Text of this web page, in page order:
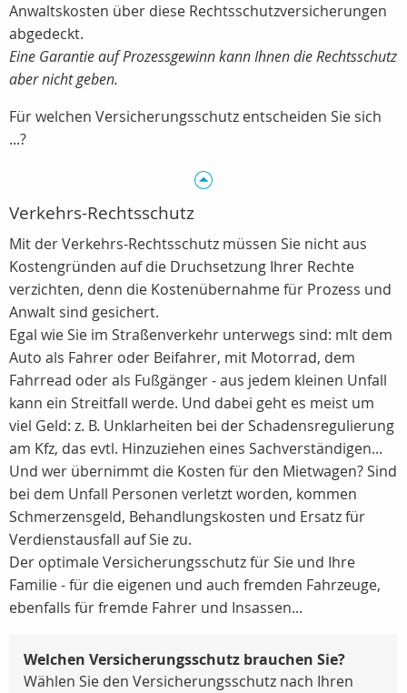
Anwaltskosten über diese Rechtsschutzversicherungen
abgedeckt.
Eine Garantie auf Prozessgewinn kann Ihnen die Rechtsschutz
aber nicht geben.
Für welchen Versicherungsschutz entscheiden Sie sich
...?
Verkehrs-Rechtsschutz
Mit der Verkehrs-Rechtsschutz müssen Sie nicht aus
Kostengründen auf die Druchsetzung Ihrer Rechte
verzichten, denn die Kostenübernahme für Prozess und
Anwalt sind gesichert.
Egal wie Sie im Straßenverkehr unterwegs sind: mIt dem
Auto als Fahrer oder Beifahrer, mit Motorrad, dem
Fahrread oder als Fußgänger - aus jedem kleinen Unfall
kann ein Streitfall werde. Und dabei geht es meist um
viel Geld: z. B. Unklarheiten bei der Schadensregulierung
am Kfz, das evtl. Hinzuziehen eines Sachverständigen...
Und wer übernimmt die Kosten für den Mietwagen? Sind
bei dem Unfall Personen verletzt worden, kommen
Schmerzensgeld, Behandlungskosten und Ersatz für
Verdienstausfall auf Sie zu.
Der optimale Versicherungsschutz für Sie und Ihre
Familie - für die eigenen und auch fremden Fahrzeuge,
ebenfalls für fremde Fahrer und Insassen...
Welchen Versicherungsschutz brauchen Sie?
Wählen Sie den Versicherungsschutz nach Ihren